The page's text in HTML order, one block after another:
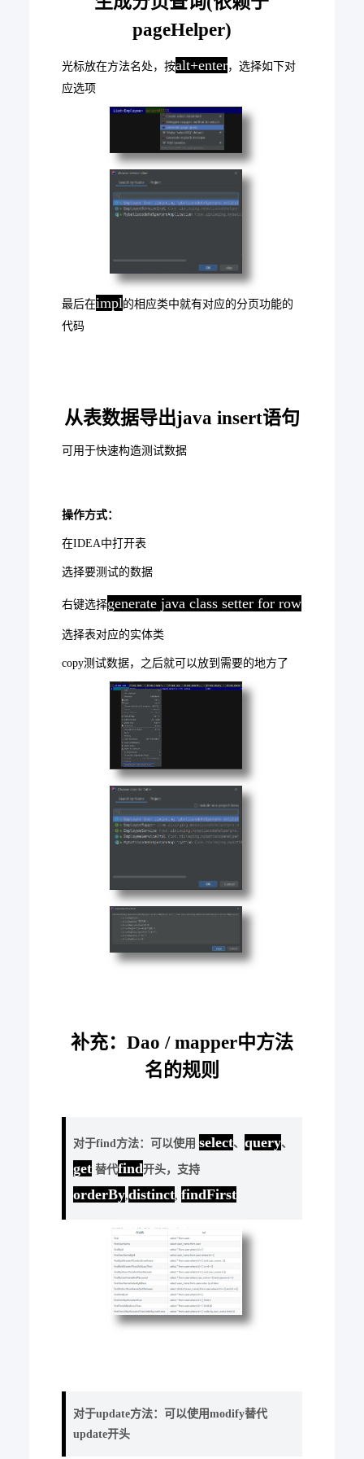
pageHelper)
光标放在方法名处，按alt+enter，选择如下对
应选项
最后在impl的相应类中就有对应的分页功能的
代码
从表数据导出java insert语句
可用于快速构造测试数据
操作方式：
在IDEA中打开表
选择要测试的数据
右键选择generate java class setter for row
选择表对应的实体类
copy测试数据，之后就可以放到需要的地方了
补充：Dao / mapper中方法
名的规则
对于find方法：可以使用select、query、
get 替代find开头，支持
orderBy,distinct,findFirst
对于update方法：可以使用modify替代
update开头